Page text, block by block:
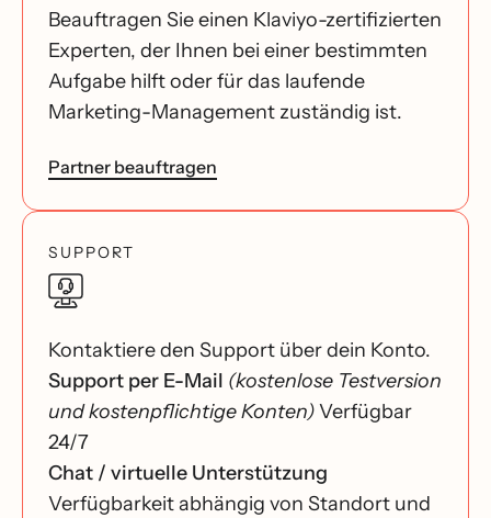
Beauftragen Sie einen Klaviyo-zertifizierten
Experten, der Ihnen bei einer bestimmten
Aufgabe hilft oder für das laufende
Marketing-Management zuständig ist.
Partner beauftragen
SUPPORT
Kontaktiere den Support über dein Konto.
Support per E-Mail (kostenlose Testversion
und kostenpflichtige Konten)Verfügbar
24/7
Chat / virtuelle Unterstützung
Verfügbarkeit abhängig von Standort und